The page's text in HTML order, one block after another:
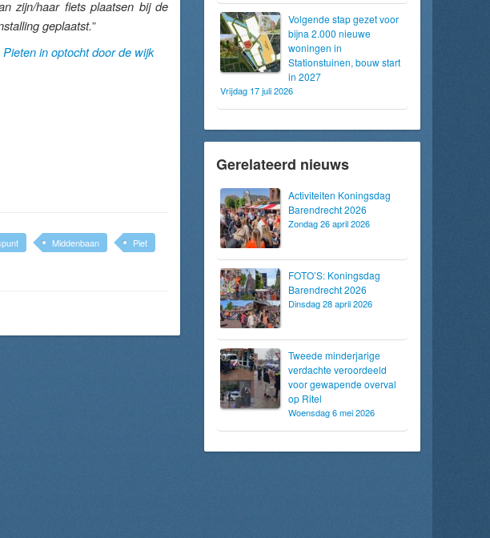
zijn/haar fiets plaatsen bij de
geplaatst.”
in optocht door de wijk
Middenbaan
Piet
Volgende stap gezet voor
bijna 2.000 nieuwe
woningen in
Stationstuinen, bouw start
in 2027
Vrijdag 17 juli 2026
Gerelateerd nieuws
Activiteiten Koningsdag
Barendrecht 2026
Zondag 26 april 2026
FOTO’S: Koningsdag
Barendrecht 2026
Dinsdag 28 april 2026
Tweede minderjarige
verdachte veroordeeld
voor gewapende overval
op Ritel
Woensdag 6 mei 2026